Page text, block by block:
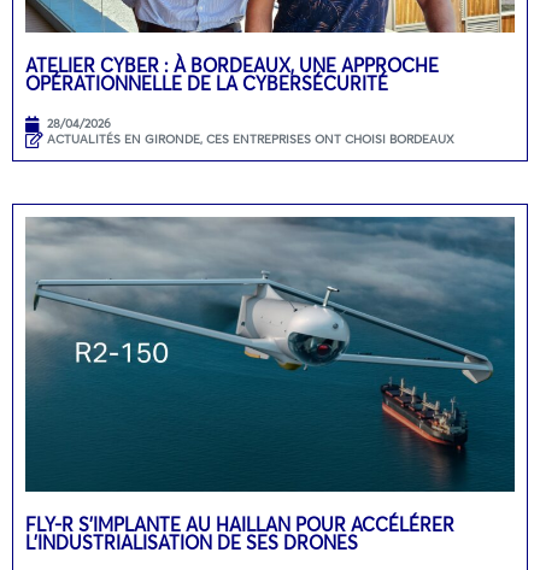
ATELIER CYBER : À BORDEAUX, UNE APPROCHE
OPÉRATIONNELLE DE LA CYBERSÉCURITÉ
28/04/2026
ACTUALITÉS EN GIRONDE, CES ENTREPRISES ONT CHOISI BORDEAUX
FLY-R S’IMPLANTE AU HAILLAN POUR ACCÉLÉRER
L’INDUSTRIALISATION DE SES DRONES